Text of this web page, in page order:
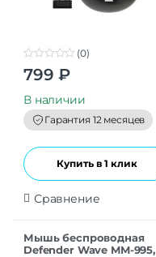
0
o
t
o
f
5
(0)
799 ₽
В наличии
Гарантия 12 месяцев
Купить в 1 клик
Сравнение
Мышь беспроводная
Defender Wave MM-995,